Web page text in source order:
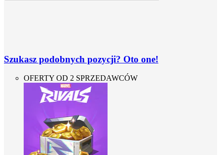
Szukasz podobnych pozycji? Oto one!
OFERTY OD 2 SPRZEDAWCÓW